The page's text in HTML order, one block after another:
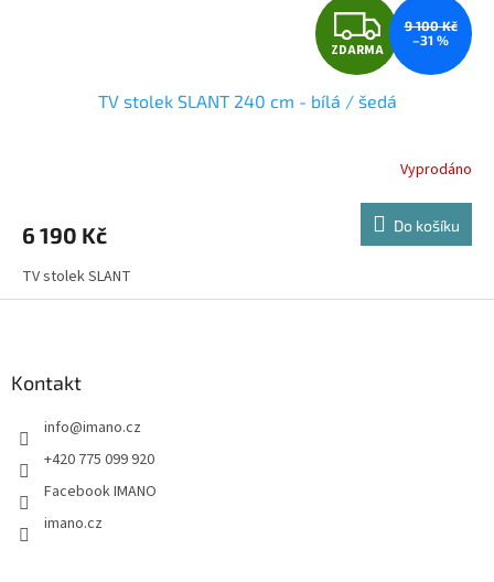
Z
D
A
R
M
A
ZDARMA
9 100 Kč
–31 %
TV stolek SLANT 240 cm - bílá / šedá
Vyprodáno
6 190 Kč Do košíku
TV stolek SLANT
Kontakt
info@imano.cz
+420 775 099 920
Facebook IMANO
imano.cz